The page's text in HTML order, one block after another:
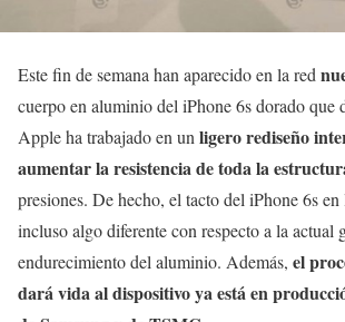
Este fin de semana han aparecido en la red
cuerpo en aluminio del iPhone 6s dorado que
Apple ha trabajado en un ligero rediseño
aumentar la resistencia de toda la
presiones. De hecho, el tacto del iPhone 6s
incluso algo diferente con respecto a la actual
endurecimiento del aluminio. Además, el
dará vida al dispositivo ya está en